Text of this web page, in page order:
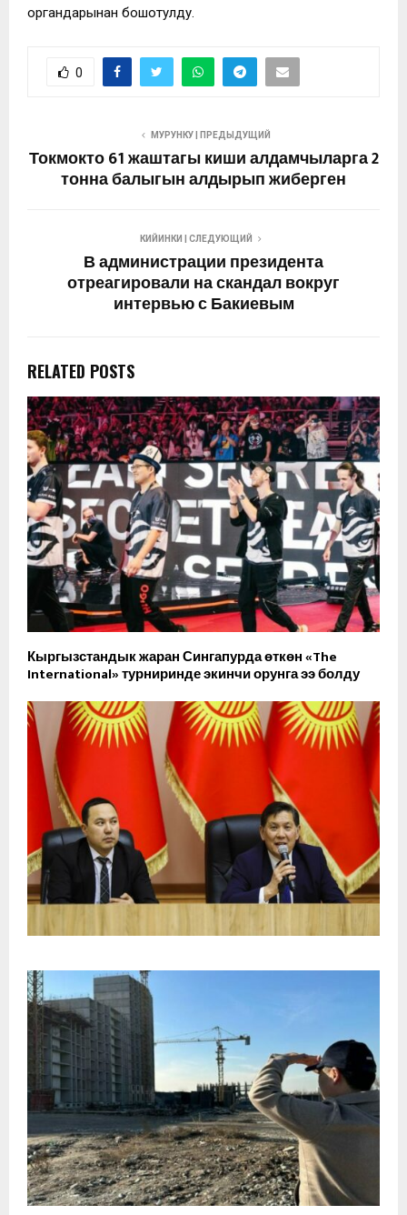
органдарынан бошотулду.
0
МУРУНКУ | ПРЕДЫДУЩИЙ
Токмокто 61 жаштагы киши алдамчыларга 2
тонна балыгын алдырып жиберген
КИЙИНКИ | СЛЕДУЮЩИЙ
В администрации президента
отреагировали на скандал вокруг
интервью с Бакиевым
RELATED POSTS
Кыргызстандык жаран Сингапурда өткөн «The
International» турниринде экинчи орунга ээ болду